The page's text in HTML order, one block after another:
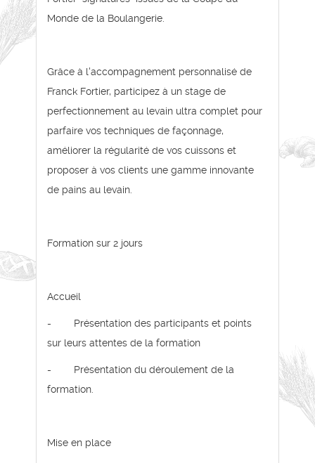
Monde de la Boulangerie.
Grâce à l'accompagnement personnalisé de
Franck Fortier, participez à un stage de
perfectionnement au levain ultra complet pour
parfaire vos techniques de façonnage,
améliorer la régularité de vos cuissons et
proposer à vos clients une gamme innovante
de pains au levain.
Formation sur 2 jours
Accueil
- Présentation des participants et points
sur leurs attentes de la formation
- Présentation du déroulement de la
formation.
Mise en place